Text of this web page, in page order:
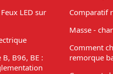
LED sur
B96, BE :
Comparatif
Masse -
Comment
remorque